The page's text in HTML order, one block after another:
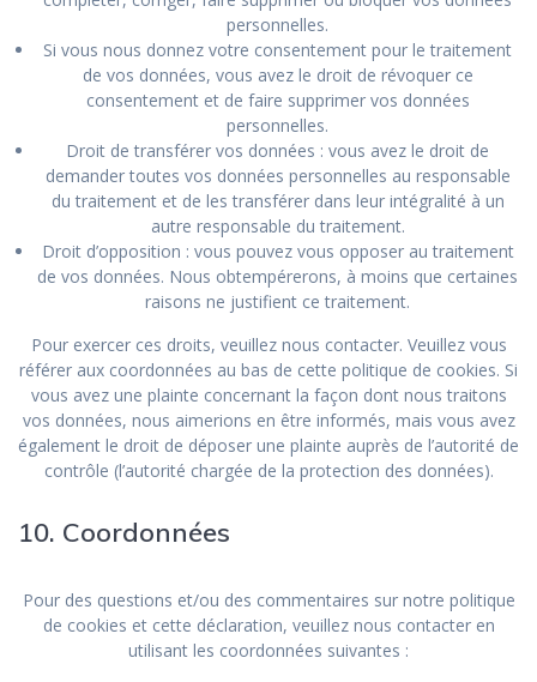
personnelles.
Si vous nous donnez votre consentement pour le traitement
de vos données, vous avez le droit de révoquer ce
consentement et de faire supprimer vos données
personnelles.
Droit de transférer vos données : vous avez le droit de
demander toutes vos données personnelles au responsable
du traitement et de les transférer dans leur intégralité à un
autre responsable du traitement.
Droit d’opposition : vous pouvez vous opposer au traitement
de vos données. Nous obtempérerons, à moins que certaines
raisons ne justifient ce traitement.
Pour exercer ces droits, veuillez nous contacter. Veuillez vous
référer aux coordonnées au bas de cette politique de cookies. Si
vous avez une plainte concernant la façon dont nous traitons
vos données, nous aimerions en être informés, mais vous avez
également le droit de déposer une plainte auprès de l’autorité de
contrôle (l’autorité chargée de la protection des données).
10. Coordonnées
Pour des questions et/ou des commentaires sur notre politique
de cookies et cette déclaration, veuillez nous contacter en
utilisant les coordonnées suivantes :